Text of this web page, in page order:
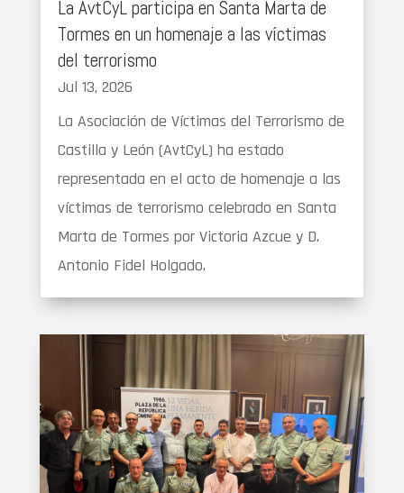
La AvtCyL participa en Santa Marta de
Tormes en un homenaje a las víctimas
del terrorismo
Jul 13, 2026
La Asociación de Víctimas del Terrorismo de
Castilla y León (AvtCyL) ha estado
representada en el acto de homenaje a las
víctimas de terrorismo celebrado en Santa
Marta de Tormes por Victoria Azcue y D.
Antonio Fidel Holgado.